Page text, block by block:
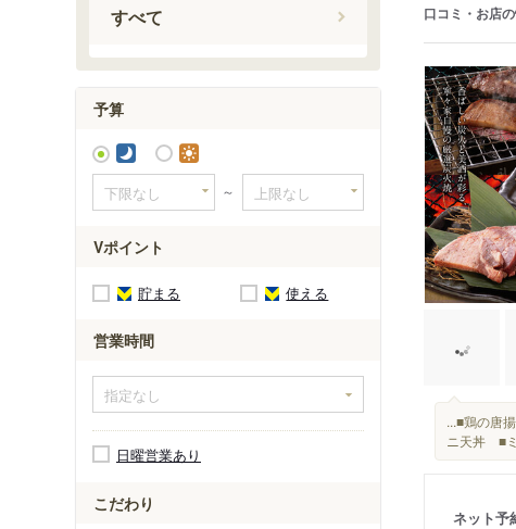
四ツ小屋駅
秋田駅
泉外旭川駅
土崎駅
上飯島駅
追分駅
すべて
予算
～
Vポイント
貯まる 使える
営業時間
日曜営業あり
こだわり
口コミ・お店
...■鶏の唐
ニ天丼 ■
ネット予